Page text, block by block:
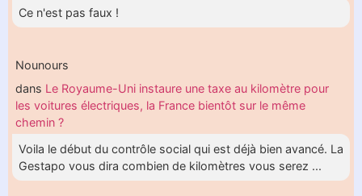
Ce n'est pas faux !
Nounours
dans Le Royaume-Uni instaure une taxe au kilomètre pour
les voitures électriques, la France bientôt sur le même
chemin ?
Voila le début du contrôle social qui est déjà bien avancé. La
Gestapo vous dira combien de kilomètres vous serez ...